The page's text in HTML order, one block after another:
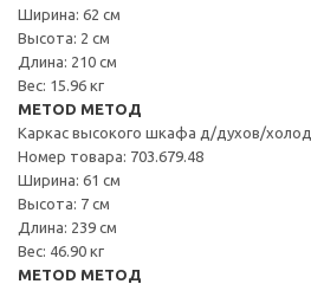
Ширина: 62 см
Высота: 2 см
Длина: 210 см
Вес: 15.96 кг
METOD МЕТОД
Каркас высокого шкафа д/духов/холод
Номер товара: 703.679.48
Ширина: 61 см
Высота: 7 см
Длина: 239 см
Вес: 46.90 кг
METOD МЕТОД